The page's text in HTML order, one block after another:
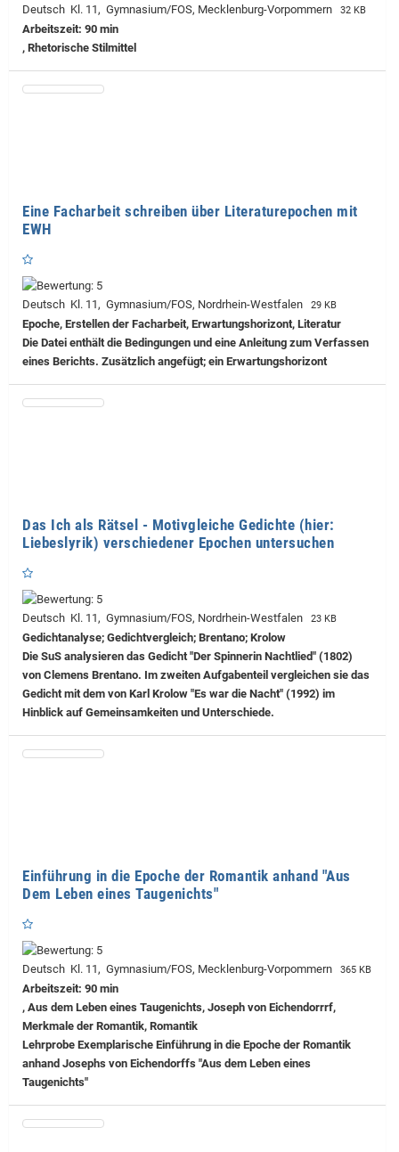
Deutsch Kl. 11, Gymnasium/FOS, Mecklenburg-Vorpommern 32 KB
Arbeitszeit: 90 min
, Rhetorische Stilmittel
Eine Facharbeit schreiben über Literaturepochen mit
EWH
Deutsch Kl. 11, Gymnasium/FOS, Nordrhein-Westfalen 29 KB
Epoche, Erstellen der Facharbeit, Erwartungshorizont, Literatur
Die Datei enthält die Bedingungen und eine Anleitung zum Verfassen
eines Berichts. Zusätzlich angefügt; ein Erwartungshorizont
Das Ich als Rätsel - Motivgleiche Gedichte (hier:
Liebeslyrik) verschiedener Epochen untersuchen
Deutsch Kl. 11, Gymnasium/FOS, Nordrhein-Westfalen 23 KB
Gedichtanalyse; Gedichtvergleich; Brentano; Krolow
Die SuS analysieren das Gedicht "Der Spinnerin Nachtlied" (1802)
von Clemens Brentano. Im zweiten Aufgabenteil vergleichen sie das
Gedicht mit dem von Karl Krolow "Es war die Nacht" (1992) im
Hinblick auf Gemeinsamkeiten und Unterschiede.
Einführung in die Epoche der Romantik anhand "Aus
Dem Leben eines Taugenichts"
Deutsch Kl. 11, Gymnasium/FOS, Mecklenburg-Vorpommern 365 KB
Arbeitszeit: 90 min
, Aus dem Leben eines Taugenichts, Joseph von Eichendorrrf,
Merkmale der Romantik, Romantik
Lehrprobe Exemplarische Einführung in die Epoche der Romantik
anhand Josephs von Eichendorffs "Aus dem Leben eines
Taugenichts"